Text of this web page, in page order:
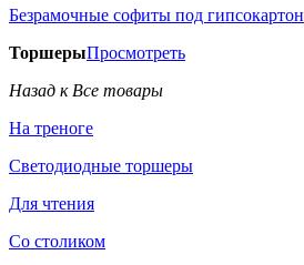
Безрамочные софиты под гипсокартон
ТоршерыПросмотреть
Назад к Все товары
На треноге
Светодиодные торшеры
Для чтения
Со столиком